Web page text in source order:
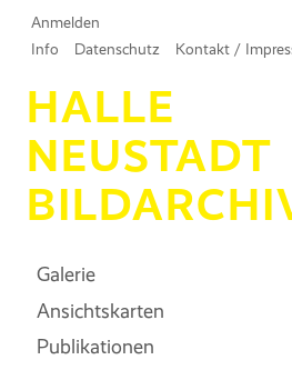
Direkt zum Inhalt
User account menu
Anmelden
Sekundärmenu
Info Datenschutz Kontakt /
HALLE
NEUSTADT
Main navigation
Galerie
Ansichtskarten
Publikationen